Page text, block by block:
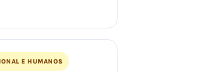
E HUMANOS